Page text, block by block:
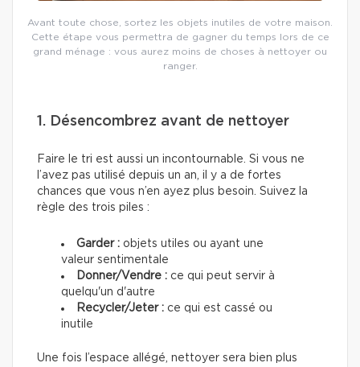
Avant toute chose, sortez les objets inutiles de votre maison.
Cette étape vous permettra de gagner du temps lors de ce
grand ménage : vous aurez moins de choses à nettoyer ou
ranger.
1. Désencombrez avant de nettoyer
Faire le tri est aussi un incontournable. Si vous ne
l’avez pas utilisé depuis un an, il y a de fortes
chances que vous n’en ayez plus besoin. Suivez la
règle des trois piles :
Garder : objets utiles ou ayant une
valeur sentimentale
Donner/Vendre : ce qui peut servir à
quelqu'un d'autre
Recycler/Jeter : ce qui est cassé ou
inutile
Une fois l’espace allégé, nettoyer sera bien plus